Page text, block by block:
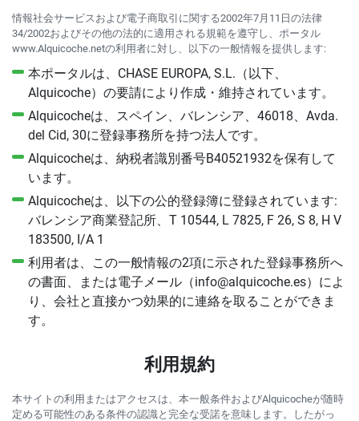
情報社会サービスおよび電子商取引に関する2002年7月11日の法律
34/2002およびその他の法的に適用される規範を遵守し、ポータル
www.Alquicoche.netの利用者に対し、以下の一般情報を提供します:
本ポータルは、CHASE EUROPA, S.L.（以下、
Alquicoche）の要請により作成・維持されています。
Alquicocheは、スペイン、バレンシア、46018、Avda.
del Cid, 30に登録事務所を持つ法人です。
Alquicocheは、納税者識別番号B40521932を保有して
います。
Alquicocheは、以下の公的登録簿に登録されています:
バレンシア商業登記所、T 10544, L 7825, F 26, S 8, H V
183500, I/A 1
利用者は、この一般情報の2項に示された登録事務所へ
の書面、または電子メール（info@alquicoche.es）によ
り、会社と直接かつ効果的に連絡を取ることができま
す。
利用規約
本サイトの利用またはアクセスは、本一般条件およびAlquicocheが随時
定める可能性のある条件の認識と完全な受諾を意味します。したがっ